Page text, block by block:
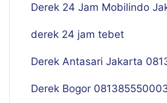
Derek 24 Jam Mobilindo
derek 24 jam tebet
Derek Antasari Jakarta
Derek Bogor